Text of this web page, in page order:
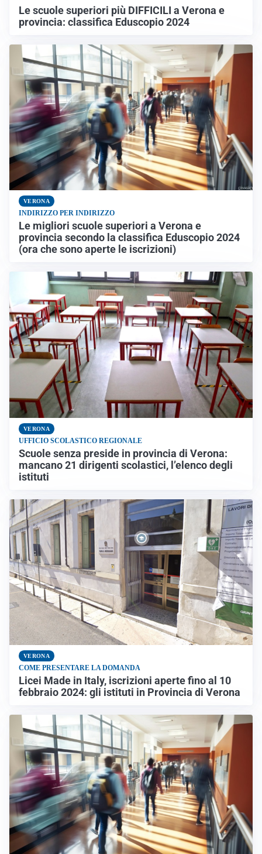
Le scuole superiori più DIFFICILI a Verona e
provincia: classifica Eduscopio 2024
VERONA
INDIRIZZO PER INDIRIZZO
Le migliori scuole superiori a Verona e
provincia secondo la classifica Eduscopio 2024
(ora che sono aperte le iscrizioni)
VERONA
UFFICIO SCOLASTICO REGIONALE
Scuole senza preside in provincia di Verona:
mancano 21 dirigenti scolastici, l’elenco degli
istituti
VERONA
COME PRESENTARE LA DOMANDA
Licei Made in Italy, iscrizioni aperte fino al 10
febbraio 2024: gli istituti in Provincia di Verona